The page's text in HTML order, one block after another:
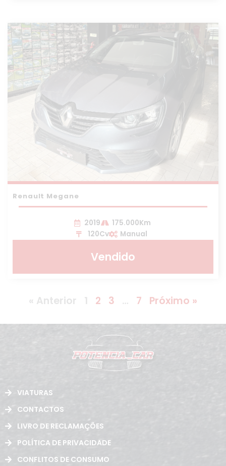
Renault Megane
2019
175.000Km
120Cv
Manual
Vendido
« Anterior 1 2 3 … 7 Próximo »
VIATURAS
CONTACTOS
LIVRO DE RECLAMAÇÕES
POLÍTICA DE PRIVACIDADE
CONFLITOS DE CONSUMO